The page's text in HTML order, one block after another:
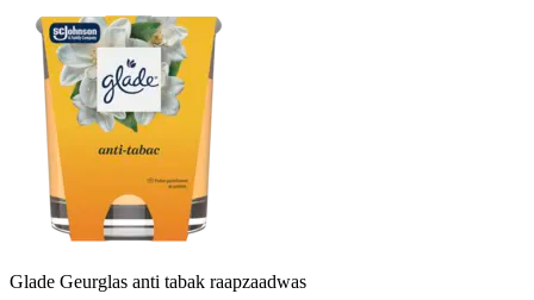
Glade Geurglas anti tabak raapzaadwas